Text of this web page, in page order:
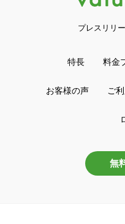
プレスリリ
特長 料金
お客様の声 ご
無